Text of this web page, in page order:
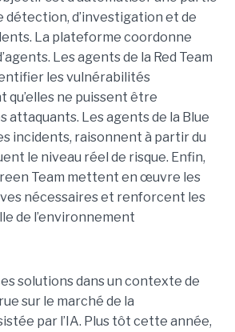
détection, d’investigation et de
La plateforme coordonne
Les agents de la Red Team
les vulnérabilités
qu’elles ne puissent être
attaquants. Les agents de la Blue
incidents, raisonnent à partir du
le niveau réel de risque. Enfin,
Team mettent en œuvre les
nécessaires et renforcent les
de l’environnement
solutions dans un contexte de
sur le marché de la
par l’IA. Plus tôt cette année,